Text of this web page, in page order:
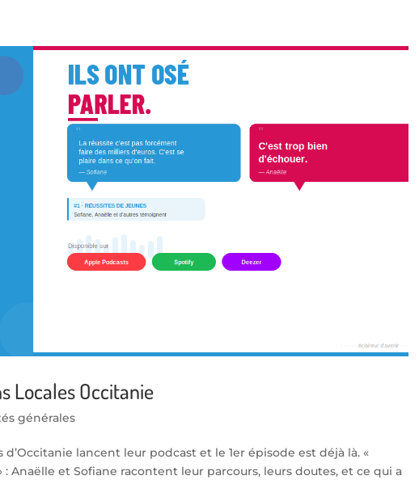
Locales Occitanie
générales
d’Occitanie lancent leur podcast et le 1er épisode est déjà là. «
: Anaëlle et Sofiane racontent leur parcours, leurs doutes, et ce qui a